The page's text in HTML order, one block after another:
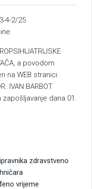
4-2/25
a povodom
na WEB stranici
IVAN BARBOT
zapošljavanje dana 01.
zdravstveno
vrijeme